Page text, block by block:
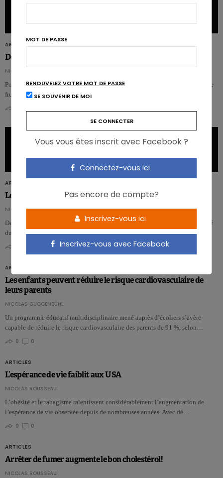
ARTICLES
Des fruits et légumes pour arrêter de fumer
NICOLAS GUGGENBÜHL
Pour la première fois, une étude rapporte que les fumeurs consommant plus de
fruits et légumes ont plus de chances de se défaire du tabac.…
ARTICLES
Le fructose néfaste pour le foie
NICOLAS GUGGENBÜHL
Des chercheurs mettent le doigt sur les mécanismes impliqués dans la toxicité
du fructose pour le foie.…
ARTICLES
Les enfants peuvent réduire le risque cardiovasculaire de
leurs parents
NICOLAS GUGGENBÜHL
Un programme éducatif multidisciplinaire mené auprès d’écoliers s’avère
capable de réduire le risque cardiovasculaire des parents de 91 %, selon…
0
0
ARTICLES
L’espérance de vie faiblit aux USA
NICOLAS ROUSSEAU
L’obésité et le tabagisme ralentissent considérablement l’augmentation de
l’espérance de vie observée depuis de nombreuses années. Avec dé…
0
0
ARTICLES
Arrêter de fumer augmente le bon cholestérol!
NICOLAS ROUSSEAU
MOT DE PASSE
RENOUVELEZ VOTRE MOT DE PASSE
SE SOUVENIR DE MOI
Vous vous êtes inscrit avec Facebook ?
Connectez-vous ici
Pas encore de compte?
Inscrivez-vous ici
Inscrivez-vous avec Facebook